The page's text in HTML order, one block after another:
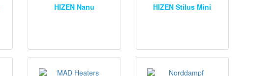
HIZEN Nanu HIZEN Stilus Mini